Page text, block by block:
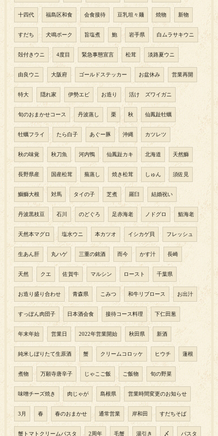
十四代 福島区和食 会食接待 豆乳坦々麺 焼物 新物
すだち 犬鳴ポーク 旨塩煮 鮑 岩手県 白ムラサキウニ
殻付きウニ 4度目 緊急事態宣言 松茸 淡路夏ウニ
由良ウニ 大阪府 ゴールドステッカー お盆休み 営業再開
特大 隠れ家 伊勢エビ お造り 活け ズワイガニ
旬のおまかせコース 丹波蒸し 栗 秋 仙鳳趾牡蠣
牡蠣フライ たら白子 あぐー豚 沖縄 カツレツ
秋の味覚 秋刀魚 河内鴨 仙鳳趾カキ 北海道 天然鰤
長野県産 国産松茸 蕪蒸し 焼き松茸 しゅん 須佐見
鰤鰤大根 対馬 タイの子 芝煮 羅臼 結婚祝い
丹波黒枝豆 石川 のどぐろ 足赤海老 ノドグロ 鮨海老
天然本マグロ 塩水ウニ 本カツオ イシカゲ貝 フレッシュ
生あん肝 丸ハゲ 三重の銘酒 而今 かす汁 長崎
天然 クエ 佐賀牛 マルシン ロースト 千葉県
お造り盛り合わせ 青森県 こみつ 和牛リブロース お出汁
すっぽん肉団子 日本酒会食 接待コース料理 下仁田葱
年末年始 営業日 2022年営業開始 秋田県 新酒
純米しぼりたて生原酒 蟹 クリームコロッケ ヒウチ 蓮根
煮物 万願寺唐辛子 じゃこご飯 ご飯物 旬の野菜
味噌チーズ焼き 肉じゃが 島根県 営業時間変更のお知らせ
3月 春 春のおまかせ 通常営業 岸和田 すだちそば
蟹トマトクリームパスタ 2周年 毛蟹 湯引き 〆 パスタ